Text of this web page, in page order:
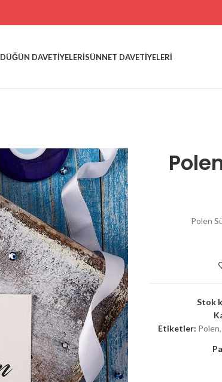
DÜĞÜN DAVETIYELERISÜNNET DAVETIYELERI
Polen
Stok
Etiketler: Polen,